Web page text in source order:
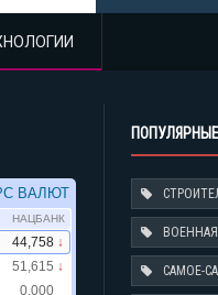
ПОПУЛЯРНЫЕ
САМОЕ-